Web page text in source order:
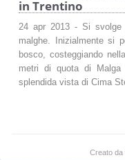
in Trentino
24 apr 2013 - Si
malghe. Inizialmente si
bosco, costeggiando
metri di quota di
splendida vista di Cima
Creato da